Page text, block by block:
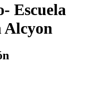
Escuela
Alcyon